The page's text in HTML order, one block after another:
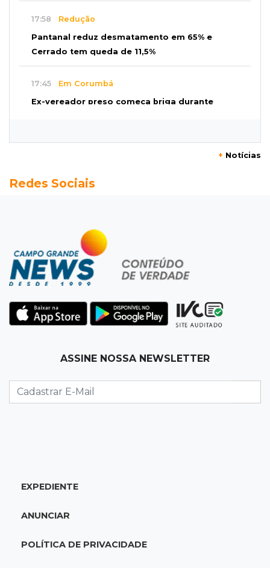
17:58 Redução
Pantanal reduz desmatamento em 65% e
Cerrado tem queda de 11,5%
17:45 Em Corumbá
Ex-vereador preso começa briga durante
tiro na cabeça em loja do pai
Governo libera R$ 433 mil a Deodápolis após
temporal de granizo causar estragos
17:17 Em investigação
ser membro de facção
Família pede justiça por eletricista morto por
Uno capota e Gol invade terreno em acidente
+ Notícias
Redes Sociais
ASSINE NOSSA NEWSLETTER
EXPEDIENTE
ANUNCIAR
POLÍTICA DE PRIVACIDADE